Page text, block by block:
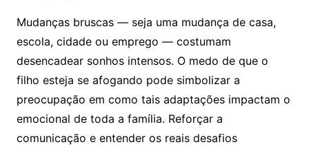
Mudanças bruscas — seja uma mudança de casa,
escola, cidade ou emprego — costumam
desencadear sonhos intensos. O medo de que o
filho esteja se afogando pode simbolizar a
preocupação em como tais adaptações impactam o
emocional de toda a família. Reforçar a
comunicação e entender os reais desafios